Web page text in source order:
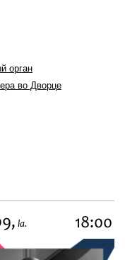
орган
во Дворце
la. 18:00